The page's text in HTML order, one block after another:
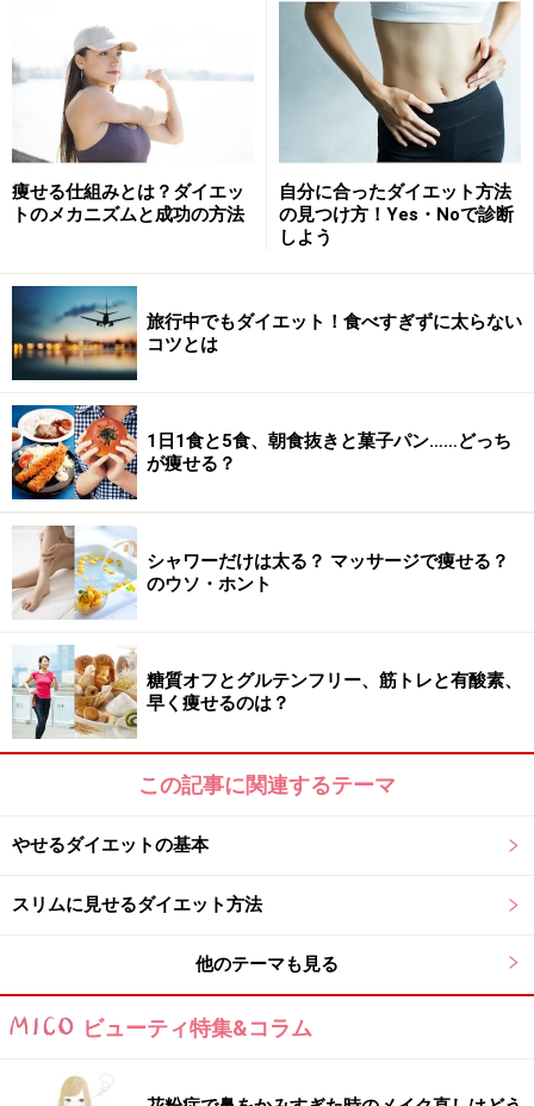
痩せる仕組みとは？ダイエッ
トのメカニズムと成功の方法
自分に合ったダイエット方法
の見つけ方！Yes・Noで診断
しよう
旅行中でもダイエット！食べすぎずに太らない
コツとは
1日1食と5食、朝食抜きと菓子パン……どっち
が痩せる？
シャワーだけは太る？ マッサージで痩せる？
のウソ・ホント
糖質オフとグルテンフリー、筋トレと有酸素、
早く痩せるのは？
この記事に関連するテーマ
やせるダイエットの基本
スリムに見せるダイエット方法
他のテーマも見る
ビューティ特集&コラム